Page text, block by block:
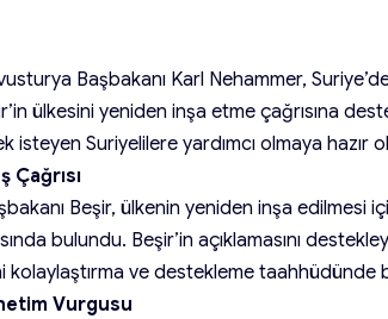
Başbakanı Karl Nehammer,
ülkesini yeniden inşa etme çağrısına
isteyen Suriyelilere yardımcı olmaya hazır
Çağrısı
Beşir, ülkenin yeniden inşa edilmesi
bulundu. Beşir’in açıklamasını
ve destekleme taahhüdünde
Vurgusu